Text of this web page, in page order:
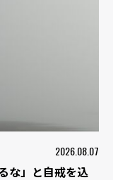
2026.08.07
な」と自戒を込